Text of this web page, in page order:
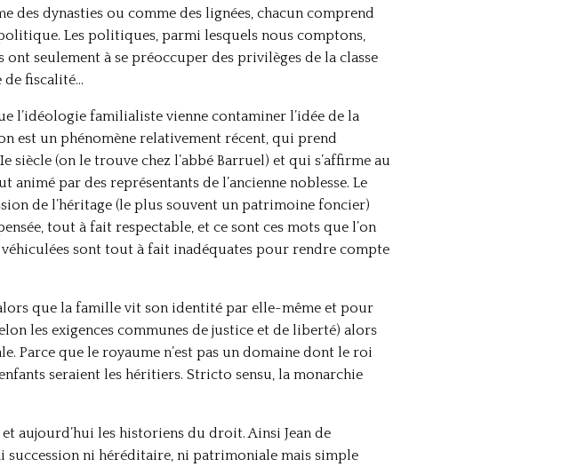
des dynasties ou comme des lignées, chacun comprend
Les politiques, parmi lesquels nous comptons,
seulement à se préoccuper des privilèges de la classe
de fiscalité…
l’idéologie familialiste vienne contaminer l’idée de la
est un phénomène relativement récent, qui prend
(on le trouve chez l’abbé Barruel) et qui s’affirme au
par des représentants de l’ancienne noblesse. Le
de l’héritage (le plus souvent un patrimoine foncier)
tout à fait respectable, et ce sont ces mots que l’on
sont tout à fait inadéquates pour rendre compte
que la famille vit son identité par elle-même et pour
les exigences communes de justice et de liberté) alors
Parce que le royaume n’est pas un domaine dont le roi
seraient les héritiers. Stricto sensu, la monarchie
aujourd’hui les historiens du droit. Ainsi Jean de
succession ni héréditaire, ni patrimoniale mais simple